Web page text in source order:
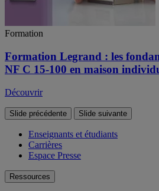
Formation
Formation Legrand : les
NF C 15-100 en maison
Découvrir
Slide précédente Slide suivante
Enseignants et étudiants
Carrières
Espace Presse
Ressources